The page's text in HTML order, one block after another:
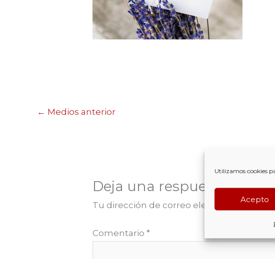
Utilizamos cookies
Acepto
← Medios anterior
Deja una respuesta
Tu dirección de correo electrónico no
Comentario*